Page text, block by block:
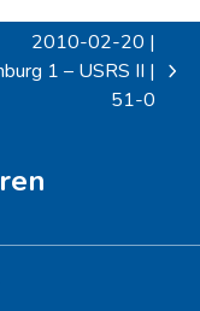
2010-02-20 |
1 – USRS II |
51-0